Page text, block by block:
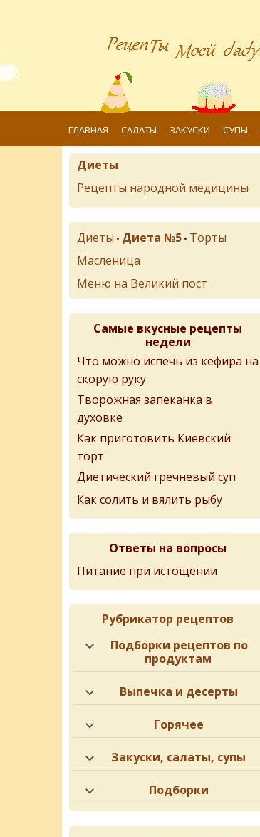
ГЛАВНАЯ САЛАТЫ ЗАКУСКИ СУПЫ
Диеты
Рецепты народной медицины
Диеты • Диета №5 • Торты
Масленица
Меню на Великий пост
Самые вкусные рецепты
недели
Что можно испечь из кефира на
скорую руку
Творожная запеканка в
духовке
Как приготовить Киевский
торт
Диетический гречневый суп
Как солить и вялить рыбу
Ответы на вопросы
Питание при истощении
Рубрикатор рецептов
Подборки рецептов по
продуктам
Выпечка и десерты
Горячее
Закуски, салаты, супы
Подборки